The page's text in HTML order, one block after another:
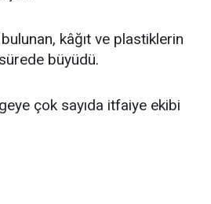
kâğıt ve plastiklerin
büyüdü.
çok sayıda itfaiye ekibi